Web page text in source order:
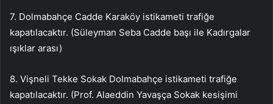
7. Dolmabahçe Cadde Karaköy istikameti trafiğe
kapatılacaktır. (Süleyman Seba Cadde başı ile Kadırgalar
ışıklar arası)
8. Vişneli Tekke Sokak Dolmabahçe istikameti trafiğe
kapatılacaktır. (Prof. Alaeddin Yavaşça Sokak kesişimi